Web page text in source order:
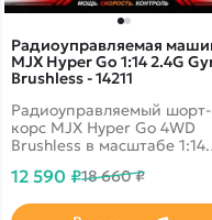
Радиоуправляемая
MJX Hyper Go 1:14 2.4G
Brushless - 14211
Радиоуправляемый шорт-
корс MJX Hyper Go 4WD
Brushless в масштабе 1:14.
Интеллектуальная
система охлаждения
12 590 ₽18 660 ₽